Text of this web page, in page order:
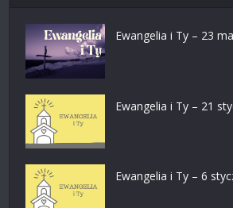
Ewangelia i Ty – 23
Ewangelia i Ty – 21
Ewangelia i Ty – 6